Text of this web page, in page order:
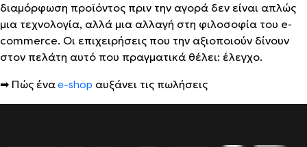
διαμόρφωση προϊόντος πριν την αγορά δεν είναι απλώς
μια τεχνολογία, αλλά μια αλλαγή στη φιλοσοφία του e-
commerce. Οι επιχειρήσεις που την αξιοποιούν δίνουν
στον πελάτη αυτό που πραγματικά θέλει: έλεγχο.
➡ Πώς έναe-shop αυξάνει τις πωλήσεις